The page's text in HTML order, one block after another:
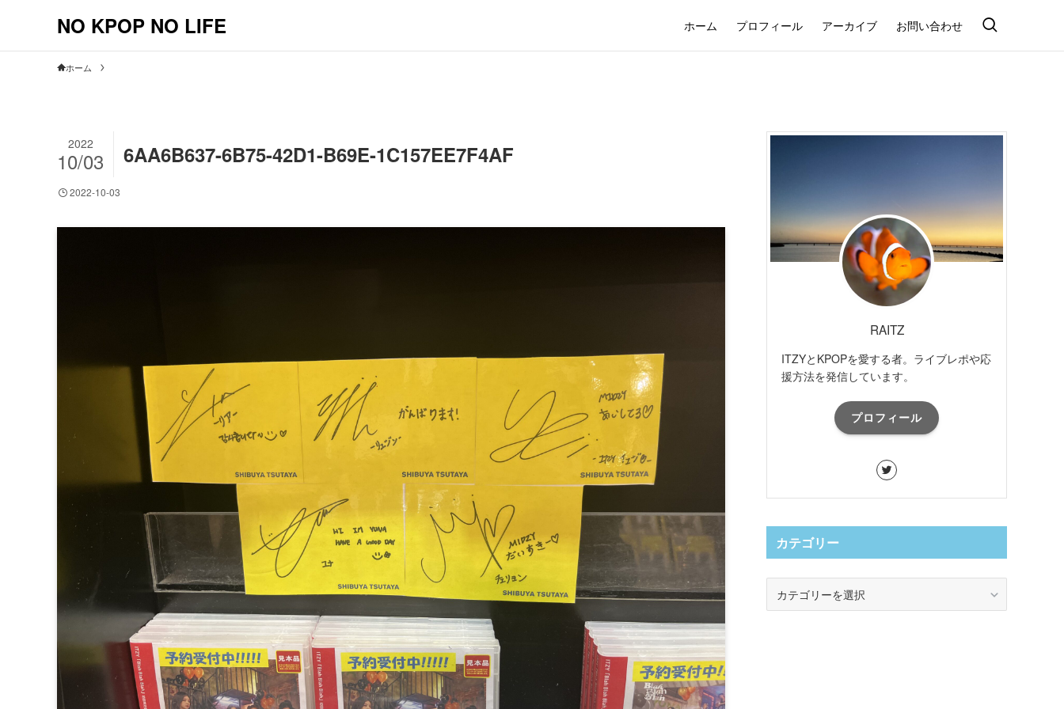
NO KPOP NO LIFE ホーム プロフィール アーカイブ お問い合わせ
ホーム
6AA6B637-6B75-42D1-B69E-1C157EE7F4AF
2022
10/03
2022-10-03
RAITZ
ITZYとKPOPを愛する者。ライブレポや応
援方法を発信しています。
プロフィール
カテゴリー